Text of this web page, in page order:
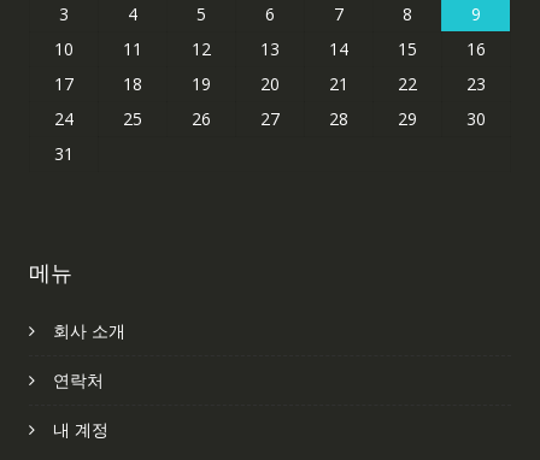
3
4 5 6 7 8
9
10
11 12 13 14 15
16
17
18 19 20 21 22
23
24
25 26 27 28 29
30
31
메뉴
회사 소개
연락처
내 계정